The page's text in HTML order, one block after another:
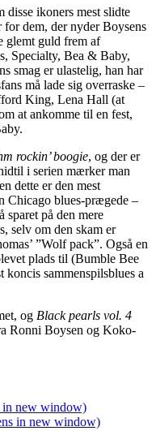
ikoners mest slidte
for dem, der nyder Boysens
glemt guld frem af
Specialty, Bea & Baby,
smag er ulastelig, han har
må lade sig overraske –
King, Lena Hall (at
at ankomme til en fest,
rockin’ boogie, og der er
i serien mærker man
dette er den mest
Chicago blues-prægede –
sparet på den mere
selv om den skam er
”Wolf pack”. Også en
plads til (Bumble Bee
koncis sammenspilsblues a
og Black pearls vol. 4
Ronni Boysen og Koko-
in new window)
in new window)